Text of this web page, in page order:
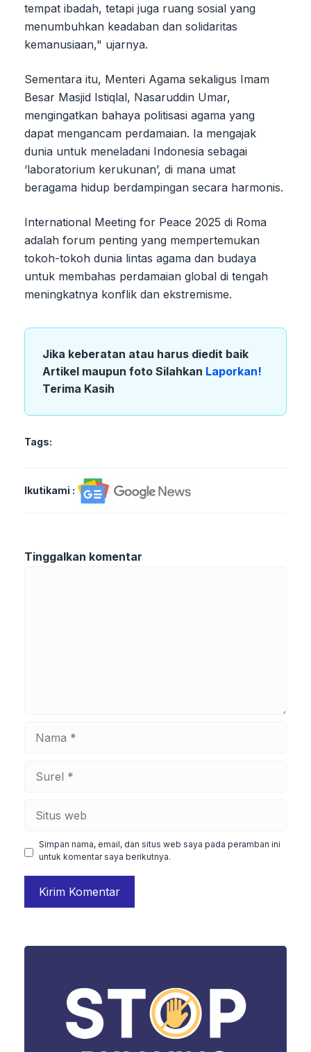
tempat ibadah, tetapi juga ruang sosial yang
menumbuhkan keadaban dan solidaritas
kemanusiaan," ujarnya.
Sementara itu, Menteri Agama sekaligus Imam
Besar Masjid Istiqlal, Nasaruddin Umar,
mengingatkan bahaya politisasi agama yang
dapat mengancam perdamaian. Ia mengajak
dunia untuk meneladani Indonesia sebagai
‘laboratorium kerukunan’, di mana umat
beragama hidup berdampingan secara harmonis.
International Meeting for Peace 2025 di Roma
adalah forum penting yang mempertemukan
tokoh-tokoh dunia lintas agama dan budaya
untuk membahas perdamaian global di tengah
meningkatnya konflik dan ekstremisme.
Jika keberatan atau harus diedit baik
Artikel maupun foto Silahkan Laporkan!
Terima Kasih
Tags:
Ikutikami :
Tinggalkan komentar
Simpan nama, email, dan situs web saya pada peramban ini
untuk komentar saya berikutnya.